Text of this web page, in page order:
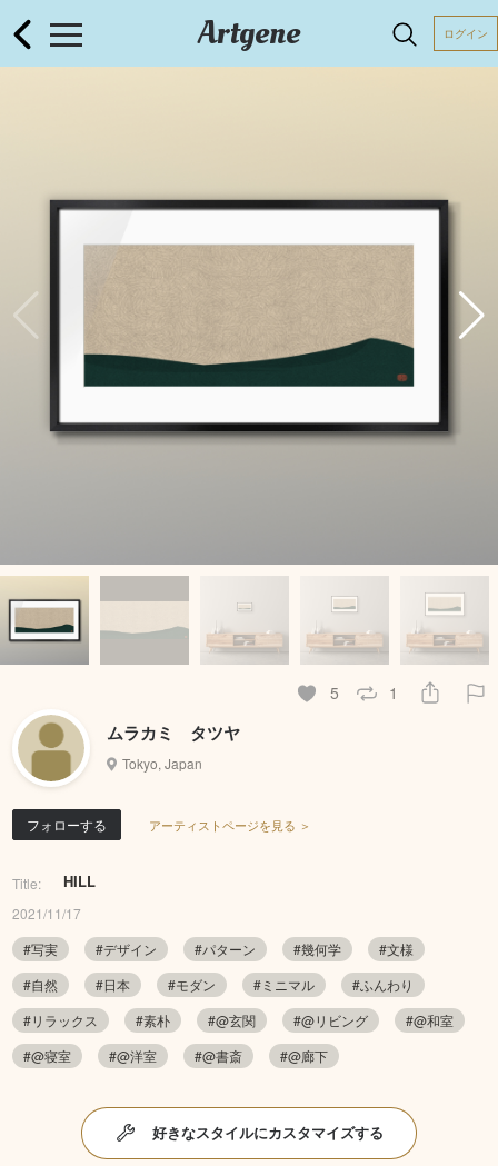
Artgene ログイン
5 1
ムラカミ タツヤ
Tokyo, Japan
フォローする アーティストページを見る ＞
Title: HILL
2021/11/17
#写実
#デザイン #パターン #幾何学
#文様
#自然
#日本 #モダン #ミニマル
#ふんわり
#リラックス
#素朴 #@玄関 #@リビング
#@和室
#@寝室
#@洋室 #@書斎 #@廊下
好きなスタイルにカスタマイズする